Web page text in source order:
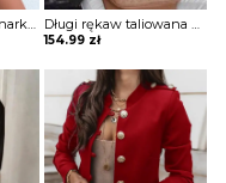
Dwurzędowa marynarka z długim rękawem i solidnym wykończeniem kurtka Katherina Długi rękaw taliowana guziki jednolita bez wzoru elegancka do pracy marynarka Dedda
154.99 zł